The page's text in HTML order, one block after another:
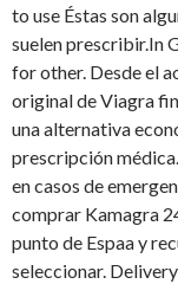
to use Éstas son
suelen prescribir.In
for other. Desde el
original de Viagra
una alternativa
prescripción
en casos de
comprar Kamagra
punto de Espaa y
seleccionar.